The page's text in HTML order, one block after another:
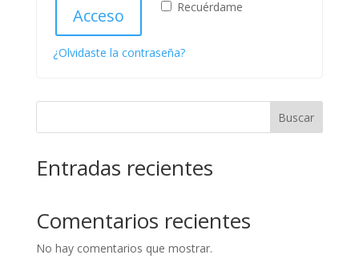
Recuérdame
Acceso
¿Olvidaste la contraseña?
Buscar
Entradas recientes
Comentarios recientes
No hay comentarios que mostrar.